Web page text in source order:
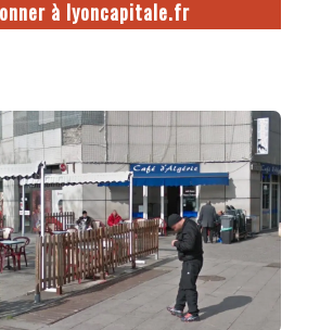
à lyoncapitale.fr